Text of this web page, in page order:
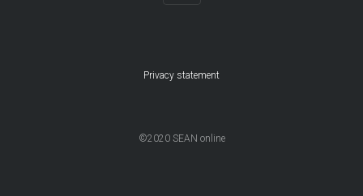
Privacy statement
©2020 SEAN online